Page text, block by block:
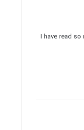
I have read